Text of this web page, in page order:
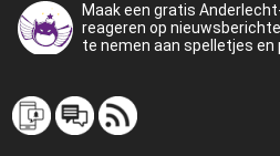
Maak een gratis
reageren op
te nemen aan spelletjes en